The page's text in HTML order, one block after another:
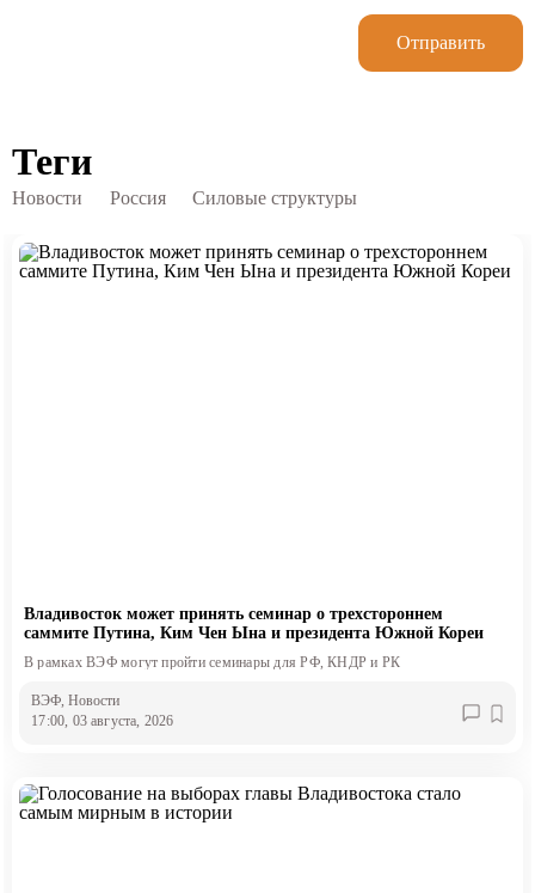
Отправить
Теги
Новости Россия Силовые структуры
Владивосток может принять семинар о трехстороннем
саммите Путина, Ким Чен Ына и президента Южной Кореи
В рамках ВЭФ могут пройти семинары для РФ, КНДР и РК
ВЭФ, Новости
17:00, 03 августа, 2026